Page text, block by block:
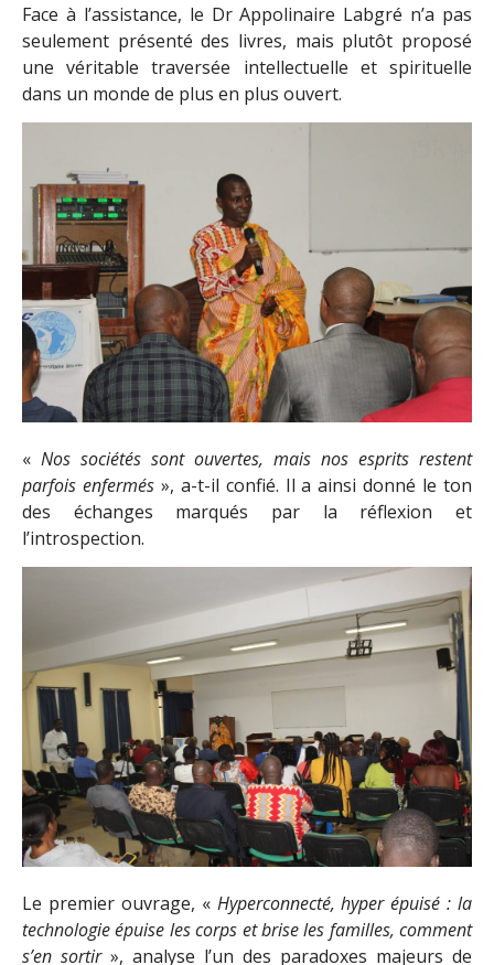
Face à l’assistance, le Dr Appolinaire Labgré n’a pas
seulement présenté des livres, mais plutôt proposé
une véritable traversée intellectuelle et spirituelle
dans un monde de plus en plus ouvert.
« Nos sociétés sont ouvertes, mais nos esprits restent
parfois enfermés», a-t-il confié. Il a ainsi donné le ton
des échanges marqués par la réflexion et
l’introspection.
Le premier ouvrage, « Hyperconnecté, hyper épuisé : la
technologie épuise les corps et brise les familles, comment
s’en sortir», analyse l’un des paradoxes majeurs de